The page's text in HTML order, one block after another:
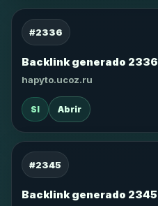
#2336
Backlink generado 2336
hapyto.ucoz.ru
SI Abrir
#2345
Backlink generado 2345